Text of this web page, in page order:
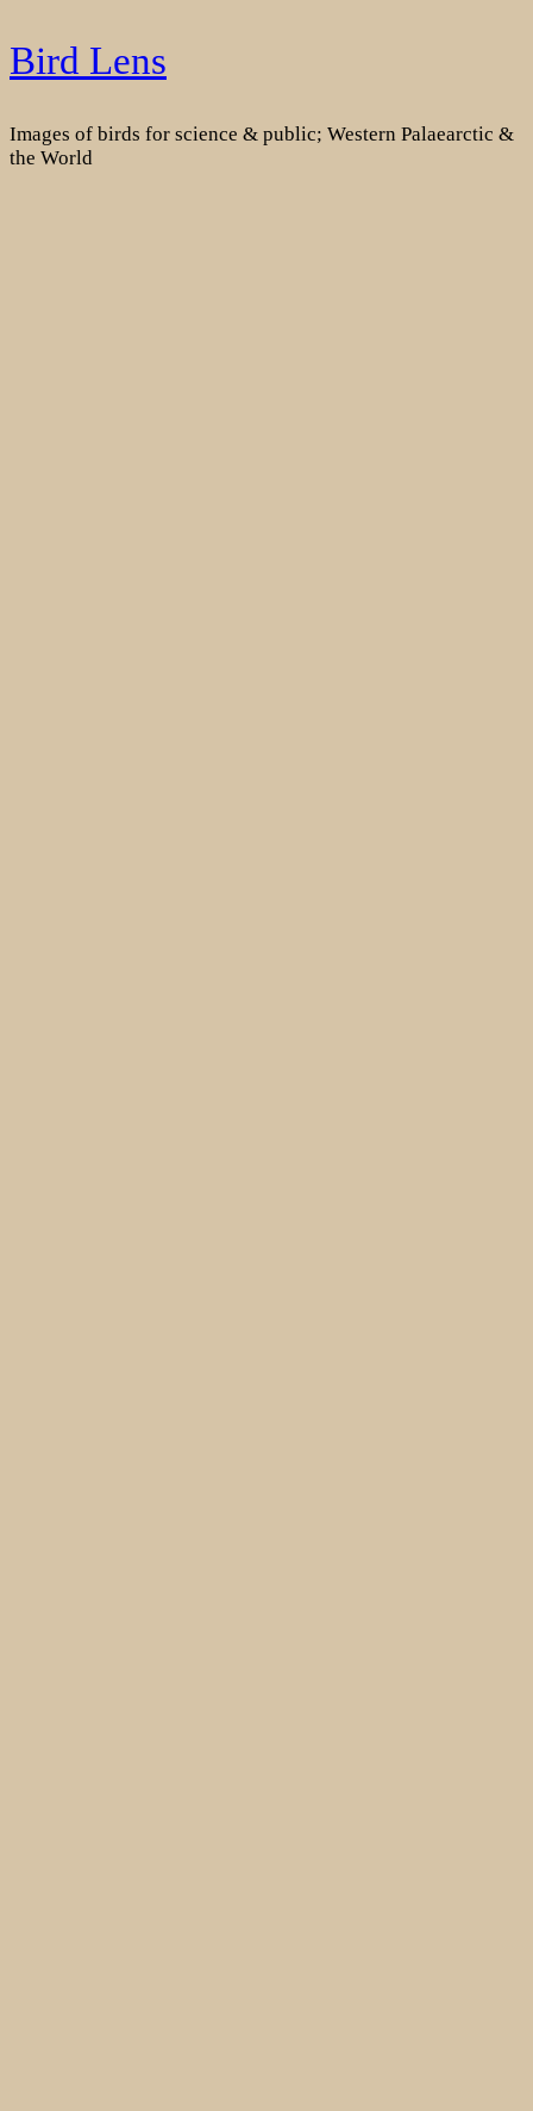
Skip
to
Bird Lens
Images of birds for science & public; Western Palaearctic &
the World